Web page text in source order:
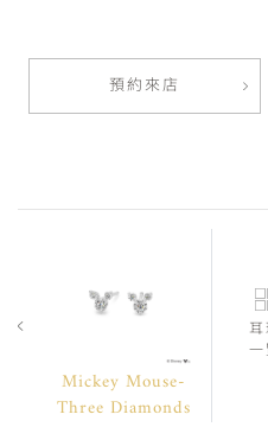
預約來店
Mickey Mouse-
Three Diamonds